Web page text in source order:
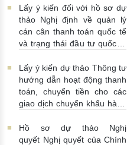
sẻ thông tin của Hệ thống
thông tin phục vụ công tác
giám sát hoạt động QTDND
và tổ chức TCVM
Lấy ý kiến đối với hồ sơ dự
thảo Nghị định về quản lý
cán cân thanh toán quốc tế
và trạng thái đầu tư quốc tế
10:00:00
Lấy ý kiến dự thảo Thông tư
hướng dẫn hoạt động thanh
toán, chuyển tiền cho các
giao dịch chuyển khẩu hàng
Hồ sơ dự thảo Nghị
quyết Nghị quyết của Chính